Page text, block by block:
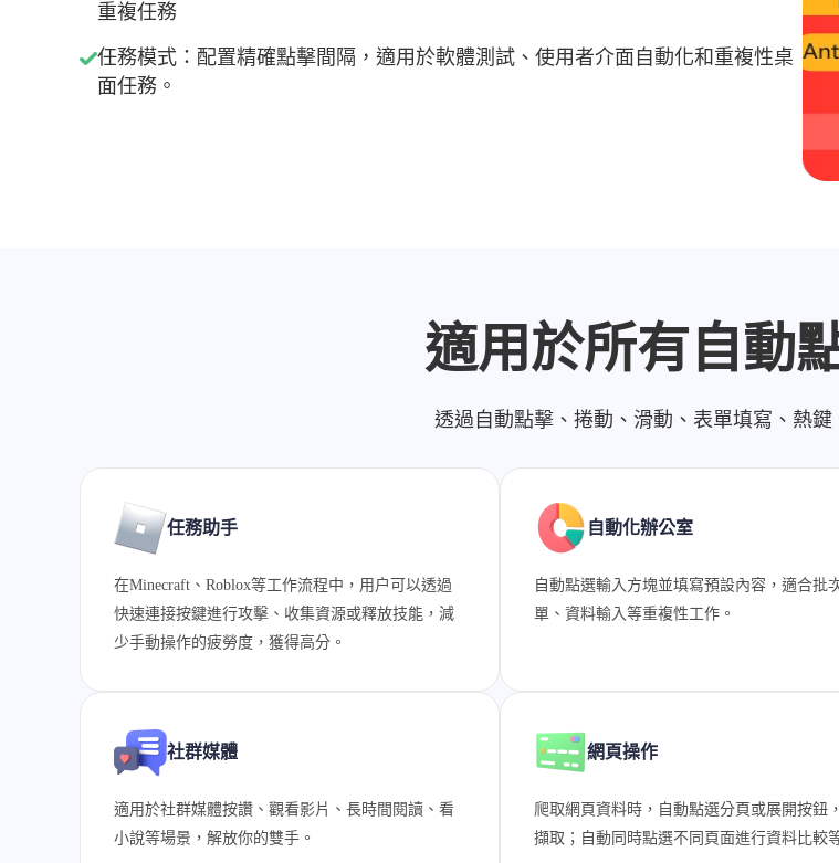
重複任務
任務模式：配置精確點擊間隔，適用於軟體測試、使用者介面自動化和重複性桌
面任務。
適用於所有自動
透過自動點擊、捲動、滑動、表單填寫、熱
任務助手
在Minecraft、Roblox等工作流程中，用户可以透過
快速連接按鍵進行攻擊、收集資源或釋放技能，減
少手動操作的疲勞度，獲得高分。
自動化辦公室
自動點選輸入方塊並填寫預設內容，適合批
單、資料輸入等重複性工作。
社群媒體
適用於社群媒體按讚、觀看影片、長時間閱讀、看
小說等場景，解放你的雙手。
網頁操作
爬取網頁資料時，自動點選分頁或展開按鈕
擷取；自動同時點選不同頁面進行資料比較